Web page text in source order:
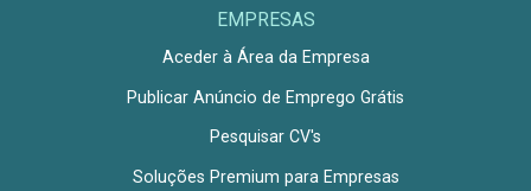
EMPRESAS
Aceder à Área da Empresa
Publicar Anúncio de Emprego Grátis
Pesquisar CV's
Soluções Premium para Empresas